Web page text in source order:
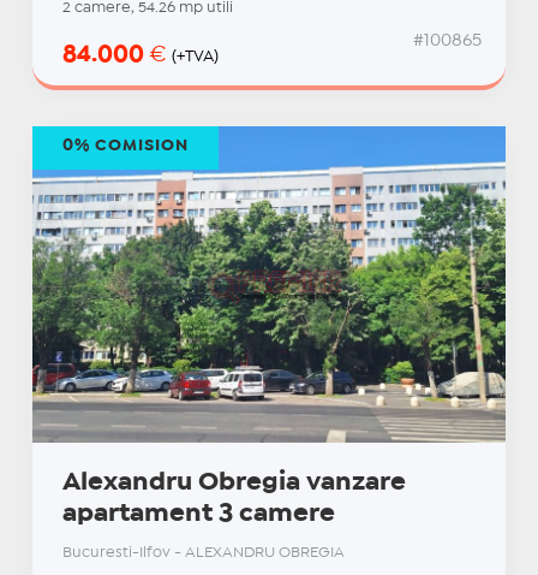
2 camere, 54.26 mp utili
84.000 € (+TVA)
#100865
Alexandru Obregia vanzare
apartament 3 camere
Bucuresti-Ilfov - ALEXANDRU OBREGIA
0% COMISION